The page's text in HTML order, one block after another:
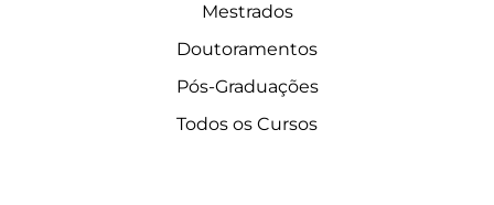
Mestrados
Doutoramentos
Pós-Graduações
Todos os Cursos